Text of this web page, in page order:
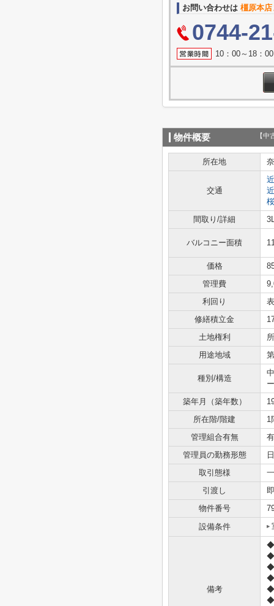
お問い合わせは 橿原本店
0744-
10：00～18：
物件概要 【中
所在地
交通
間取り/詳細
バルコニー面積
価格
管理費
利回り
修繕積立金
土地権利
用途地域
種別/構造
築年月（築年数）
所在階/階建
1
管理組合有無
有
管理員の勤務形態
取引態様
引渡し
物件番号
設備条件
備考
◆
◆
◆
◆
◆
◆